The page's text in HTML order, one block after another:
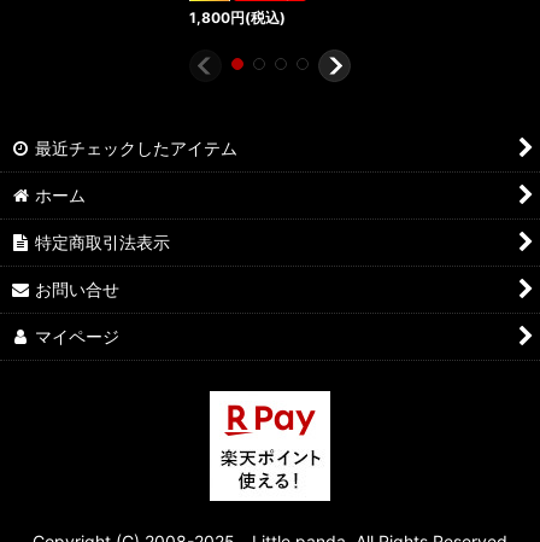
1,800円(税込)
最近チェックしたアイテム
ホーム
特定商取引法表示
お問い合せ
マイページ